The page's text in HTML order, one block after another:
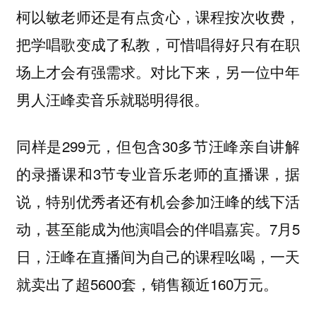
柯以敏老师还是有点贪心，课程按次收费，
把学唱歌变成了私教，可惜唱得好只有在职
场上才会有强需求。对比下来，另一位中年
男人汪峰卖音乐就聪明得很。
同样是299元，但包含30多节汪峰亲自讲解
的录播课和3节专业音乐老师的直播课，据
说，特别优秀者还有机会参加汪峰的线下活
动，甚至能成为他演唱会的伴唱嘉宾。7月5
日，汪峰在直播间为自己的课程吆喝，一天
就卖出了超5600套，销售额近160万元。